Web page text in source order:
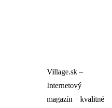
Village.sk –
Internetový
magazín – kvalitné